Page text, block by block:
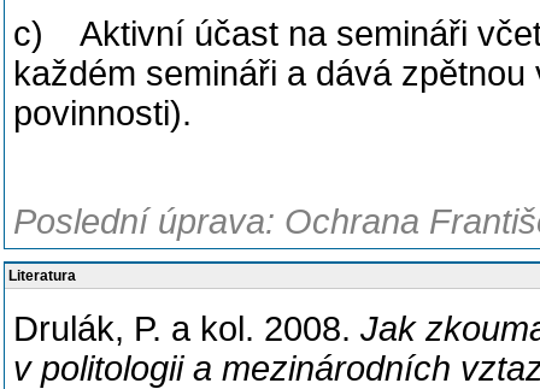
c) Aktivní účast na semináři
každém semináři a dává
povinnosti).
Poslední úprava: Ochrana
Literatura
Drulák, P. a kol. 2008. Jak
v politologii a mezinárodních